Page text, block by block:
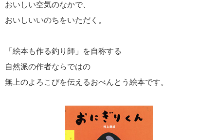
おいしい空気のなかで、
おいしいいのちをいただく。
「絵本も作る釣り師」を自称する
自然派の作者ならではの
無上のよろこびを伝えるおべんとう絵本です。